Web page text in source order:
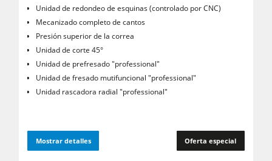
Prensas de platos calientes & prensas de vacío
Extractores de polvo con filtro de aire
Alimentadores
F4Solutions Software
Unidad de redondeo de esquinas (controlado por CNC)
Mecanizado completo de cantos
Presión superior de la correa
Unidad de corte 45°
Unidad de prefresado "professional"
Unidad de fresado mutifuncional "professional"
Unidad rascadora radial "professional"
Mostrar detalles Oferta especial